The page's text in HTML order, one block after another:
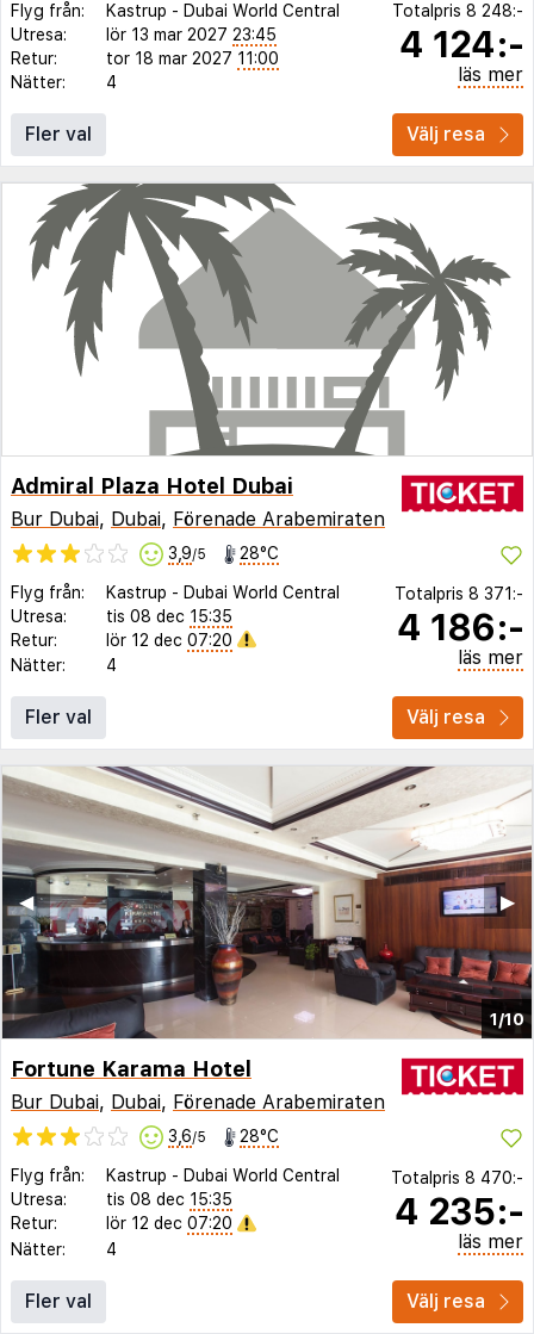
Flyg från: Kastrup - Dubai World Central
Utresa:
lör 13 mar 2027 23:45
Retur:
tor 18 mar 2027 11:00
Nätter:
4
Totalpris 8 248:-
4 124:-
läs mer
Fler val Välj resa
Admiral Plaza Hotel Dubai
Bur Dubai, Dubai, Förenade Arabemiraten
3,9/5 28°C
Flyg från: Kastrup - Dubai World Central
Utresa:
tis 08 dec 15:35
Retur:
lör 12 dec 07:20
Nätter:
4
Totalpris 8 371:-
4 186:-
läs mer
Fler val Välj resa
1/10
▶︎
◀︎
Fortune Karama Hotel
Bur Dubai, Dubai, Förenade Arabemiraten
3,6/5 28°C
Flyg från: Kastrup - Dubai World Central
Utresa:
tis 08 dec 15:35
Retur:
lör 12 dec 07:20
Nätter:
4
Totalpris 8 470:-
4 235:-
läs mer
Fler val Välj resa